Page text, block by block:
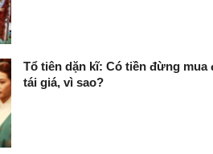
Tổ tiên dặn kĩ: Có tiền đừng
tái giá, vì sao?